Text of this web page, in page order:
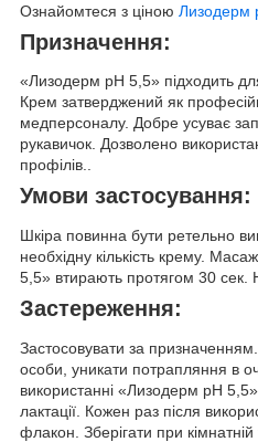
Ознайомтеся з ціною Лизодерм
Призначення:
«Лизодерм pH 5,5» підходить
Крем затверджений як
медперсоналу. Добре усуває
рукавичок. Дозволено
профілів..
Умови застосування:
Шкіра повинна бути ретельно
необхідну кількість крему.
5,5» втирають протягом 30 сек.
Застереження:
Застосовувати за
особи, уникати потрапляння в
використанні «Лизодерм pH 5,5»
лактації. Кожен раз після
флакон. Зберігати при кімнатній